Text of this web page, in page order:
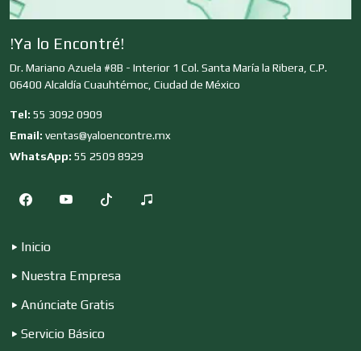
Cocinas Integrales
Compresores de aire
Conferencias Empresariales
!Ya lo Encontré!
Dr. Mariano Azuela #8B - Interior 1 Col. Santa María la Ribera, C.P.
06400 Alcaldía Cuauhtémoc, Ciudad de México
Tel: 55 3092 0909
Email: ventas@yaloencontre.mx
WhatsApp: 55 2509 8929
Inicio
Nuestra Empresa
Anúnciate Gratis
Servicio Básico